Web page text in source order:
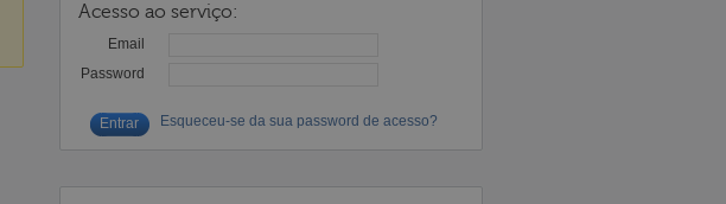
Acesso ao serviço:
Email
Password
Esqueceu-se da sua password de acesso?